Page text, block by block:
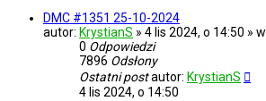
DMC #1351 25-10-2024
autor: KrystianS » 4 lis 2024, o 14:50 » w
0 Odpowiedzi
7896 Odsłony
Ostatni postautor: KrystianS
4 lis 2024, o 14:50